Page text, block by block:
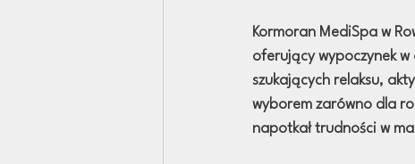
Kormoran MediSpa w
oferujący wypoczynek
szukających relaksu,
wyborem zarówno dla
napotkał trudności w